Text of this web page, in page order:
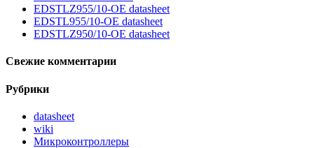
EDSTLZ955/10-OE datasheet
EDSTL955/10-OE datasheet
EDSTLZ950/10-OE datasheet
Свежие комментарии
Рубрики
datasheet
wiki
Микроконтроллеры